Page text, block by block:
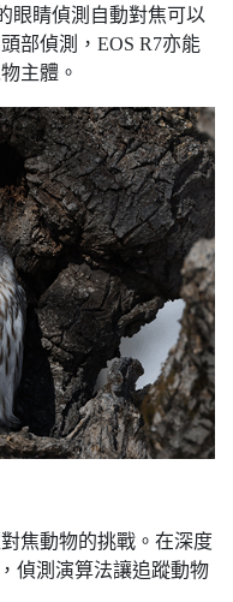
眼睛偵測自動對焦可以
部偵測，EOS R7亦能
主體。
焦動物的挑戰。在深度
偵測演算法讓追蹤動物